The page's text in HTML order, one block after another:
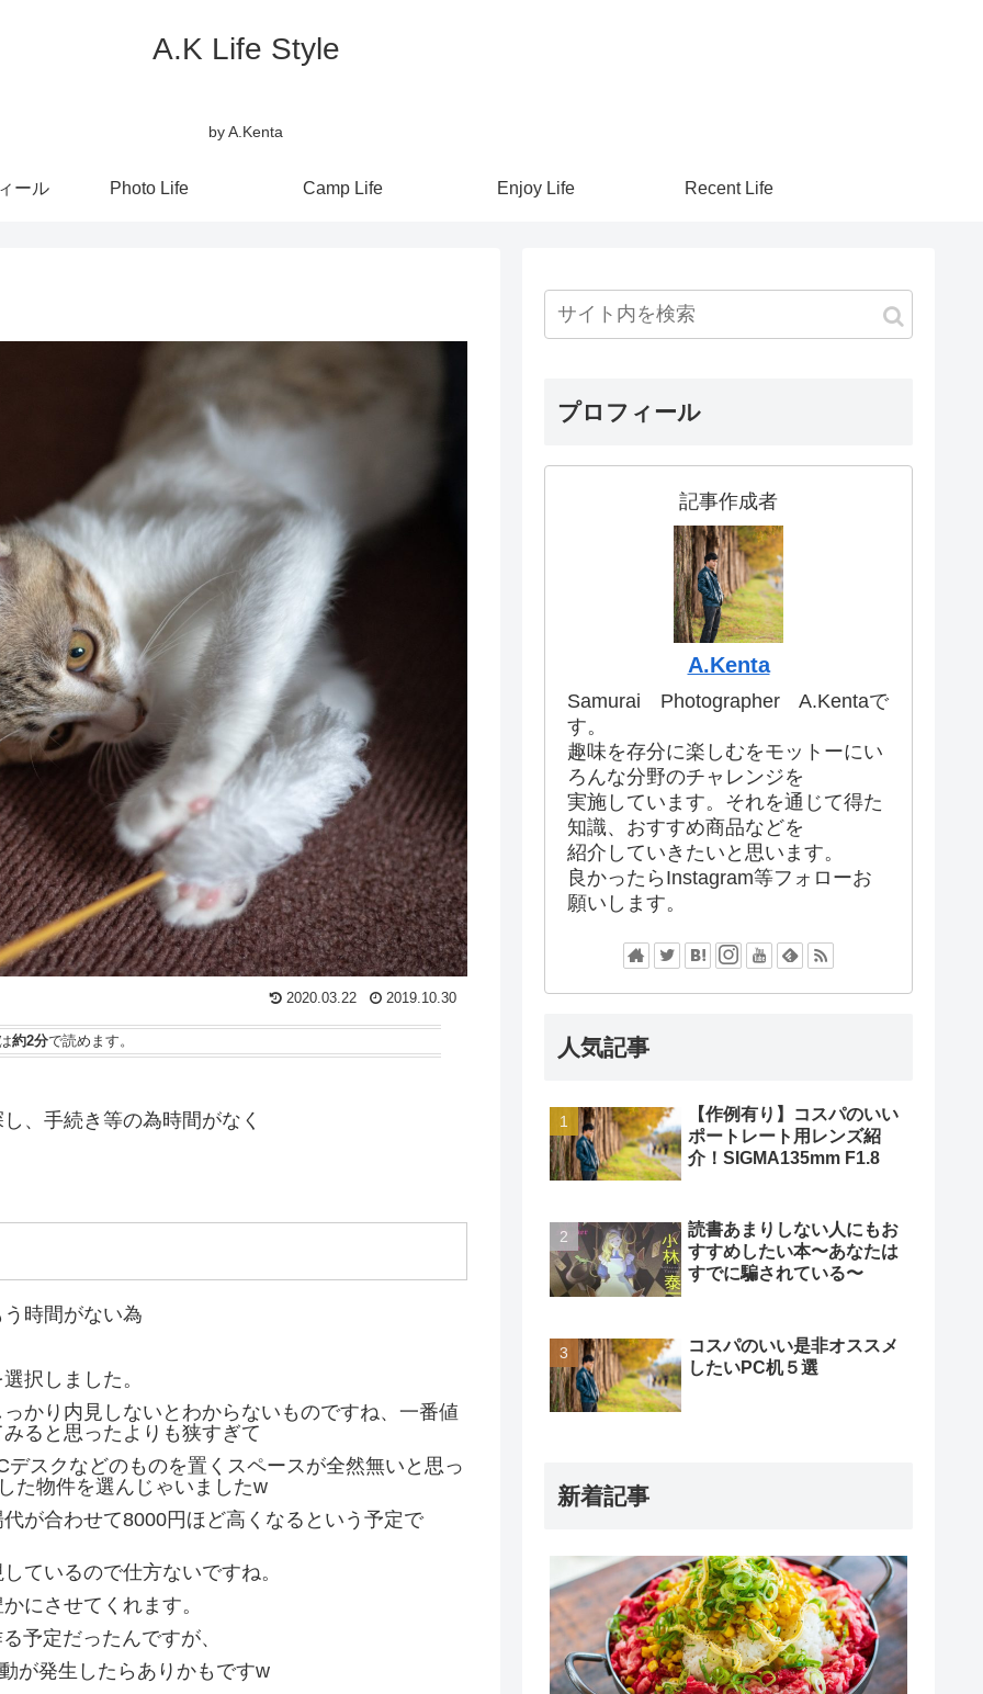
A.K Life Style
by A.Kenta
ール Photo Life Camp Life Enjoy Life Recent Life
2020.03.22 2019.10.30
約2分で読めます。
、手続き等の為時間がなく
時間がない為
択しました。
かり内見しないとわからないものですね、一番値
ると思ったよりも狭すぎて
スクなどのものを置くスペースが全然無いと思っ
た物件を選んじゃいましたw
が合わせて8000円ほど高くなるという予定で
ているので仕方ないですね。
にさせてくれます。
予定だったんですが、
が発生したらありかもですw
プロフィール
記事作成者
A.Kenta
Samurai Photographer A.Kentaで
す。
趣味を存分に楽しむをモットーにい
ろんな分野のチャレンジを
実施しています。それを通じて得た
知識、おすすめ商品などを
紹介していきたいと思います。
良かったらInstagram等フォローお
願いします。
人気記事
【作例有り】コスパのいい
ポートレート用レンズ紹
介！SIGMA135mm F1.8
読書あまりしない人にもお
すすめしたい本〜あなたは
すでに騙されている〜
コスパのいい是非オススメ
したいPC机５選
新着記事